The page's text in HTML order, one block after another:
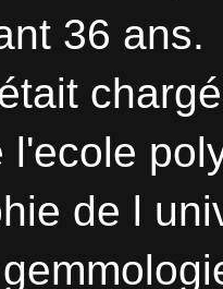
36 ans.
l'ecole
de l